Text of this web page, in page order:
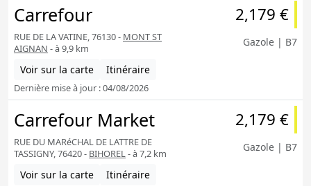
Carrefour
RUE DE LA VATINE, 76130 - MONT ST
AIGNAN - à 9,9 km
Voir sur la carte Itinéraire
Dernière mise à jour : 04/08/2026
2,179 €
Gazole | B7
Carrefour Market
RUE DU MARéCHAL DE LATTRE DE
TASSIGNY, 76420 - BIHOREL- à 7,2 km
Voir sur la carte Itinéraire
2,179 €
Gazole | B7